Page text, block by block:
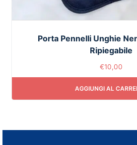
Porta Pennelli Unghie
Ripiegabile
€10,00
AGGIUNGI AL